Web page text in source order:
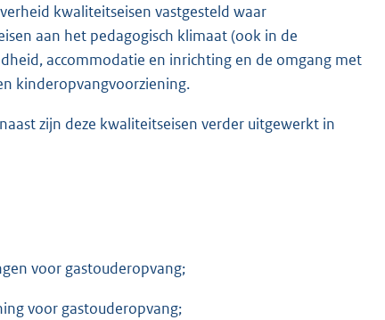
kwaliteitseisen vastgesteld waar
aan het pedagogisch klimaat (ook in de
accommodatie en inrichting en de omgang met
kinderopvangvoorziening.
zijn deze kwaliteitseisen verder uitgewerkt in
voor gastouderopvang;
voor gastouderopvang;